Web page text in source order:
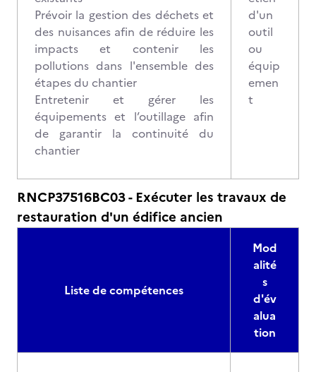
Prévoir la gestion des déchets et
des nuisances afin de réduire les
impacts et contenir les
pollutions dans l'ensemble des
étapes du chantier
Entretenir et gérer les
équipements et l’outillage afin
de garantir la continuité du
chantier
d'un
outil
ou
équip
emen
t
RNCP37516BC03 - Exécuter les travaux de
restauration d'un édifice ancien
Liste de compétences
Mod
alité
s
d'év
alua
tion